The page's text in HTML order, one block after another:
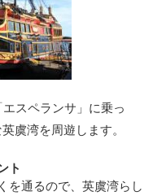
スペランサ」に乗っ
虞湾を周遊します。
ト
を通るので、英虞湾らし